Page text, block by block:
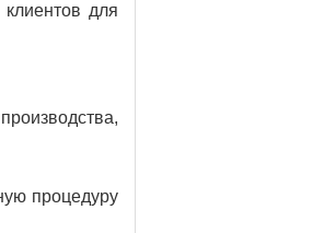
для
процедуру